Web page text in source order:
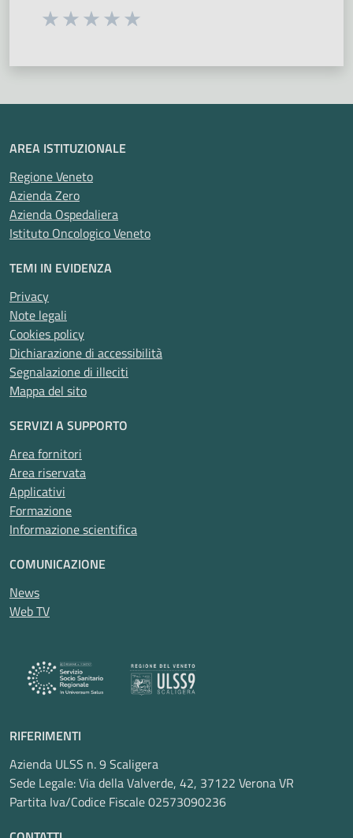
Seleziona una valutazione da 1 a 5 stelle
AREA ISTITUZIONALE
Regione Veneto
Azienda Zero
Azienda Ospedaliera
Istituto Oncologico Veneto
TEMI IN EVIDENZA
Privacy
Note legali
Cookies policy
Dichiarazione di accessibilità
Segnalazione di illeciti
Mappa del sito
SERVIZI A SUPPORTO
Area fornitori
Area riservata
Applicativi
Formazione
Informazione scientifica
COMUNICAZIONE
News
Web TV
RIFERIMENTI
Azienda ULSS n. 9 Scaligera
Sede Legale: Via della Valverde, 42, 37122 Verona VR
Partita Iva/Codice Fiscale 02573090236